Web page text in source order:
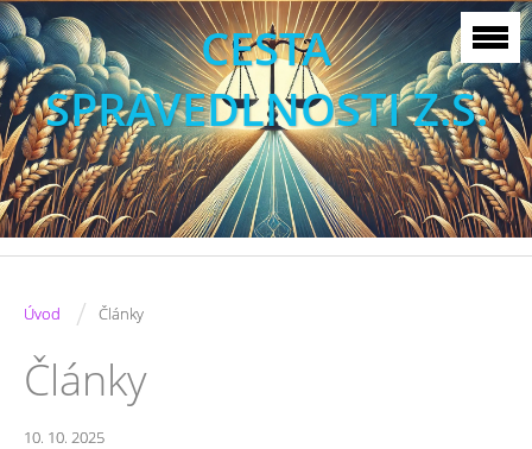
CESTA
SPRAVEDLNOSTI Z.S.
Úvod / Články
Články
10. 10. 2025